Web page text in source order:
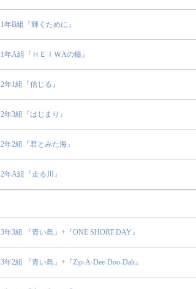
1年B組『輝くために』
1年A組『ＨＥＩＷAの鐘』
2年1組『信じる』
2年3組『はじまり』
2年2組『君とみた海』
2年A組『走る川』
3年3組 『青い鳥』+『ONE SHORT DAY』
3年2組 『青い鳥』+『Zip-A-Dee-Doo-Dah』